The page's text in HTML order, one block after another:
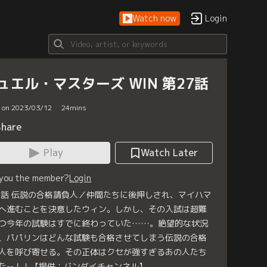
Watch now Login
エル・マスターズ WIN 第27話
2023/03/12 24mins
Play
Watch Later
the member?Login
伝説の合格請負人／仲間たちに後押しされ、マイハマ
進むことを決意したウィン。しかし、その入試は超難
今年の試験はすでに終わっていた……。絶望的な状況
パパリンはどんな試験も合格させてしまう伝説の合格
を呼び寄せる。その正体はクセが強すぎるあの人たち